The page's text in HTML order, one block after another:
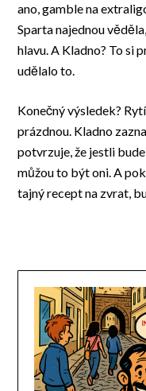
ano, gamble na
Sparta najednou
hlavu. A Kladno? To si
udělalo to.
Konečný výsledek?
prázdnou. Kladno
potvrzuje, že jestli
můžou to být oni. A
tajný recept na zvrat,